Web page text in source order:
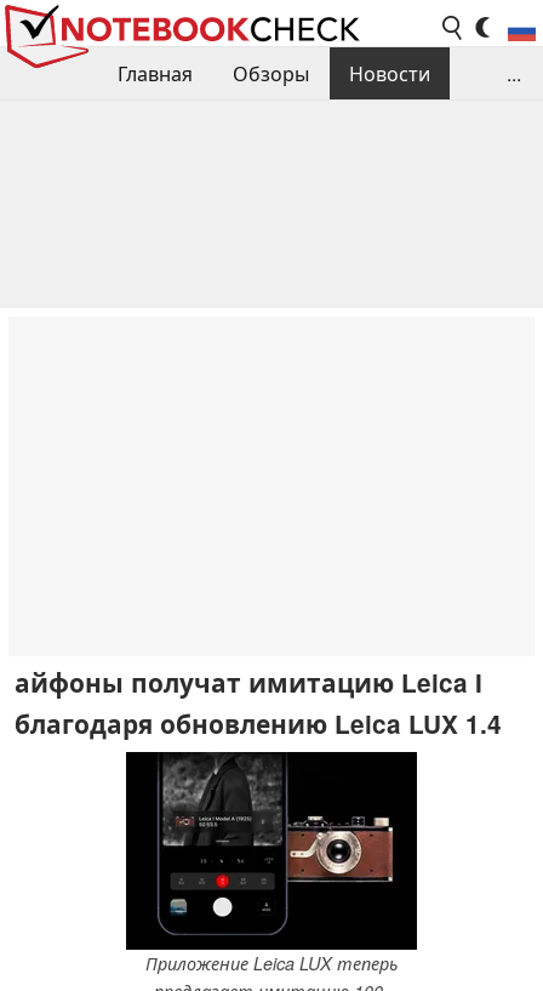
Главная Обзоры
Новости
...
айфоны получат имитацию Leica I
благодаря обновлению Leica LUX 1.4
Приложение Leica LUX теперь